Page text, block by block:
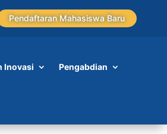
Pendaftaran Mahasiswa Baru
Inovasi Pengabdian